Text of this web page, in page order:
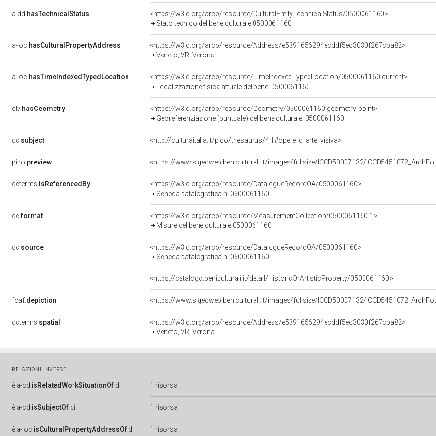
a-dd:hasTechnicalStatus
<https://w3id.org/arco/resource/CulturalEntityTechnicalStatus/0500061160>
Stato tecnico del bene culturale 0500061160
a-loc:hasCulturalPropertyAddress
<https://w3id.org/arco/resource/Address/e5391656294ecddf5ec3030f267cba82>
Veneto, VR, Verona
a-loc:hasTimeIndexedTypedLocation
<https://w3id.org/arco/resource/TimeIndexedTypedLocation/0500061160-current>
Localizzazione fisica attuale del bene: 0500061160
clv:hasGeometry
<https://w3id.org/arco/resource/Geometry/0500061160-geometry-point>
Georeferenziazione (puntuale) del bene culturale: 0500061160
dc:subject <http://culturaitalia.it/pico/thesaurus/4.1#opere_d_arte_visiva>
pico:preview <https://www.sigecweb.beniculturali.it/images/fullsize/ICCD50007132/
dcterms:isReferencedBy
<https://w3id.org/arco/resource/CatalogueRecordOA/0500061160>
Scheda catalografica n: 0500061160
dc:format
<https://w3id.org/arco/resource/MeasurementCollection/0500061160-1>
Misure del bene culturale 0500061160
dc:source
<https://w3id.org/arco/resource/CatalogueRecordOA/0500061160>
Scheda catalografica n: 0500061160
<https://catalogo.beniculturali.it/detail/HistoricOrArtisticProperty/0500061160>
foaf:depiction <https://www.sigecweb.beniculturali.it/images/fullsize/ICCD50007132/
dcterms:spatial
<https://w3id.org/arco/resource/Address/e5391656294ecddf5ec3030f267cba82>
Veneto, VR, Verona
RELAZIONI INVERSE
è a-cd:isRelatedWorkSituationOf di 1 risorsa
è a-cd:isSubjectOf di 1 risorsa
è a-loc:isCulturalPropertyAddressOf di 1 risorsa